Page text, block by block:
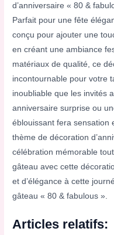
d’anniversaire « 80 &
Parfait pour une fête
conçu pour ajouter une
en créant une ambiance
matériaux de qualité, ce
incontournable pour votre
inoubliable que les invités
anniversaire surprise ou
éblouissant fera sensation
thème de décoration
célébration mémorable
gâteau avec cette
et d’élégance à cette
gâteau « 80 & fabulous ».
Articles relatifs: